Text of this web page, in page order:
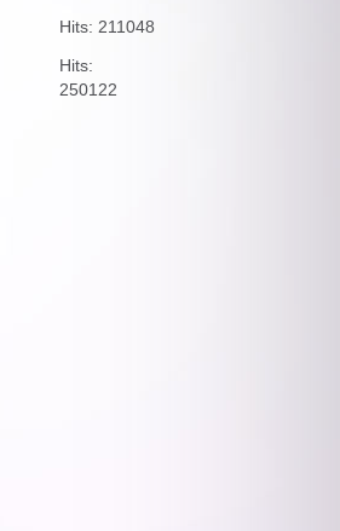
Hits: 211048
Hits:
250122